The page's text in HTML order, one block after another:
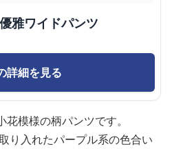
雅ワイドパンツ
詳細を見る
模様の柄パンツです。
り入れたパープル系の色合い